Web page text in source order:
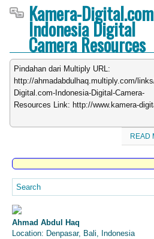
Kamera-
Indonesia Digital
Camera Resources
Pindahan dari Multiply URL:
http://ahmadabdulhaq.multiply.com/
Digital.com-Indonesia-Digital-Camera-
Resources Link: http://www.kamera-
READ
Ahmad Abdul Haq
Location: Denpasar, Bali, Indonesia